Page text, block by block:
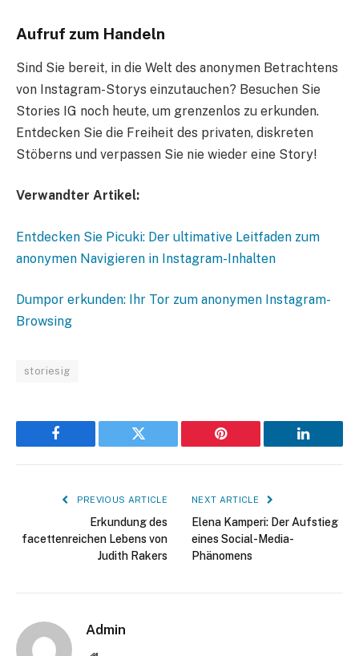
Aufruf zum Handeln
Sind Sie bereit, in die Welt des anonymen Betrachtens
von Instagram-Storys einzutauchen? Besuchen Sie
Stories IG noch heute, um grenzenlos zu erkunden.
Entdecken Sie die Freiheit des privaten, diskreten
Stöberns und verpassen Sie nie wieder eine Story!
Verwandter Artikel:
Entdecken Sie Picuki: Der ultimative Leitfaden zum
anonymen Navigieren in Instagram-Inhalten
Dumpor erkunden: Ihr Tor zum anonymen Instagram-
Browsing
storiesig
Facebook Twitter Pinterest LinkedIn
PREVIOUS ARTICLE
Erkundung des
facettenreichen Lebens von
Judith Rakers
NEXT ARTICLE
Elena Kamperi: Der Aufstieg
eines Social-Media-
Phänomens
Admin